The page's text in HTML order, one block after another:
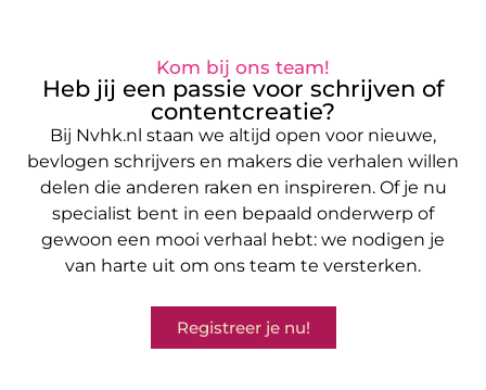
Kom bij ons team!
Heb jij een passie voor schrijven of
contentcreatie?
Bij Nvhk.nl staan we altijd open voor nieuwe,
bevlogen schrijvers en makers die verhalen willen
delen die anderen raken en inspireren. Of je nu
specialist bent in een bepaald onderwerp of
gewoon een mooi verhaal hebt: we nodigen je
van harte uit om ons team te versterken.
Registreer je nu!